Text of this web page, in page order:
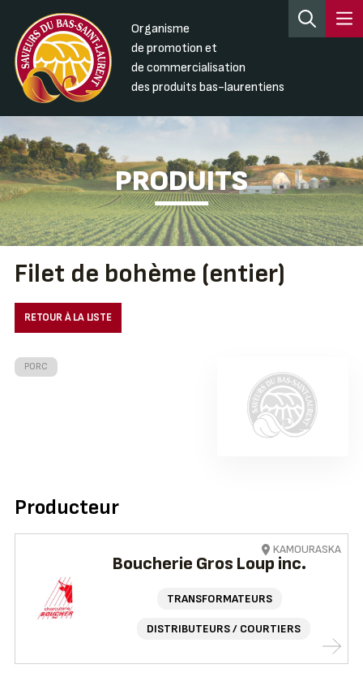
Organisme
de promotion et
de commercialisation
des produits bas-laurentiens
PRODUITS
Filet de bohème (entier)
RETOUR À LA LISTE
PORC
Producteur
Boucherie Gros Loup inc.
TRANSFORMATEURS
DISTRIBUTEURS / COURTIERS
KAMOURASKA